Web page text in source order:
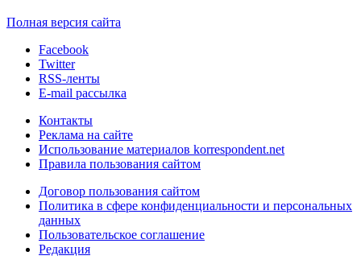
Полная версия сайта
Facebook
Twitter
RSS-ленты
E-mail рассылка
Контакты
Реклама на сайте
Использование материалов korrespondent.net
Правила пользования сайтом
Договор пользования сайтом
Политика в сфере конфиденциальности и персональных
данных
Пользовательское соглашение
Редакция